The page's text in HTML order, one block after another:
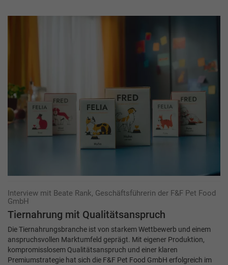
Interview mit Beate Rank, Geschäftsführerin der F&F Pet Food
GmbH
Tiernahrung mit Qualitätsanspruch
Die Tiernahrungsbranche ist von starkem Wettbewerb und einem
anspruchsvollen Markt­umfeld geprägt. Mit eigener Produktion,
kompromisslosem Qualitätsanspruch und einer klaren
Premiumstrategie hat sich die F&F Pet Food GmbH erfolgreich im